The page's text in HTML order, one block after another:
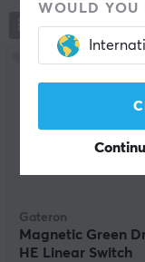
WOULD YOU
273
Gateron
Magnetic Green
HE Linear Switch